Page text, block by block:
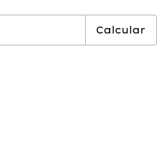
Calcular